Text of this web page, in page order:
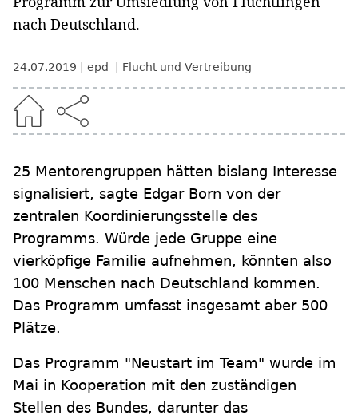
nach Deutschland.
24.07.2019 epd Flucht und Vertreibung
25 Mentorengruppen hätten bislang Interesse
signalisiert, sagte Edgar Born von der
zentralen Koordinierungsstelle des
Programms. Würde jede Gruppe eine
vierköpfige Familie aufnehmen, könnten also
100 Menschen nach Deutschland kommen.
Das Programm umfasst insgesamt aber 500
Plätze.
Das Programm "Neustart im Team" wurde im
Mai in Kooperation mit den zuständigen
Stellen des Bundes, darunter das